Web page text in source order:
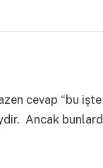
cevap “bu işte
Ancak